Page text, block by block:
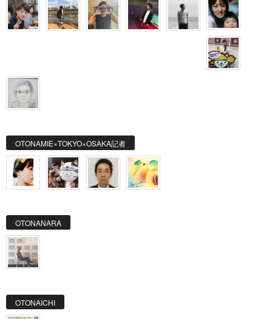
OTONAMIE×TOKYO×OSAKA記者
OTONANARA
OTONAICHI